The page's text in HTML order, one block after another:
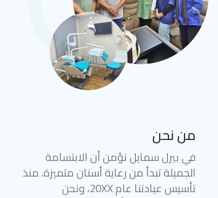
من نحن
في بيرل سمايل نؤمن أن الابتسامة
الجميلة تبدأ من رعاية أسنان متميزة. منذ
تأسيس عيادتنا عام 20XX، ونحن